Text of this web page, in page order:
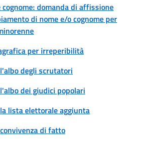
cognome: domanda di affissione
di nome e/o cognome per
per irreperibilità
degli scrutatori
dei giudici popolari
lista elettorale aggiunta
di fatto